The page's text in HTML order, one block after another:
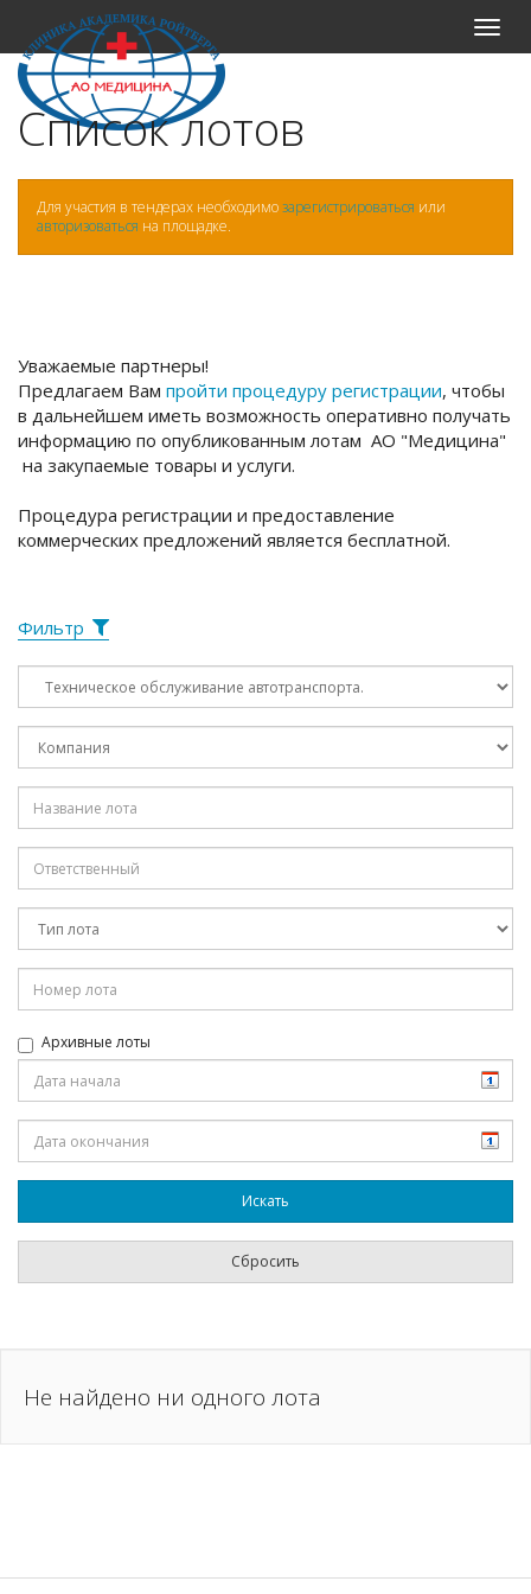
Меню
Список лотов
Для участия в тендерах необходимозарегистрироваться или
авторизоваться на площадке.
Уважаемые партнеры!
Предлагаем Вам пройти процедуру регистрации, чтобы
в дальнейшем иметь возможность оперативно получать
информацию по опубликованным лотам АО "Медицина"
на закупаемые товары и услуги.
Процедура регистрации и предоставление
коммерческих предложений является бесплатной.
Фильтр
Архивные лоты
Не найдено ни одного лота